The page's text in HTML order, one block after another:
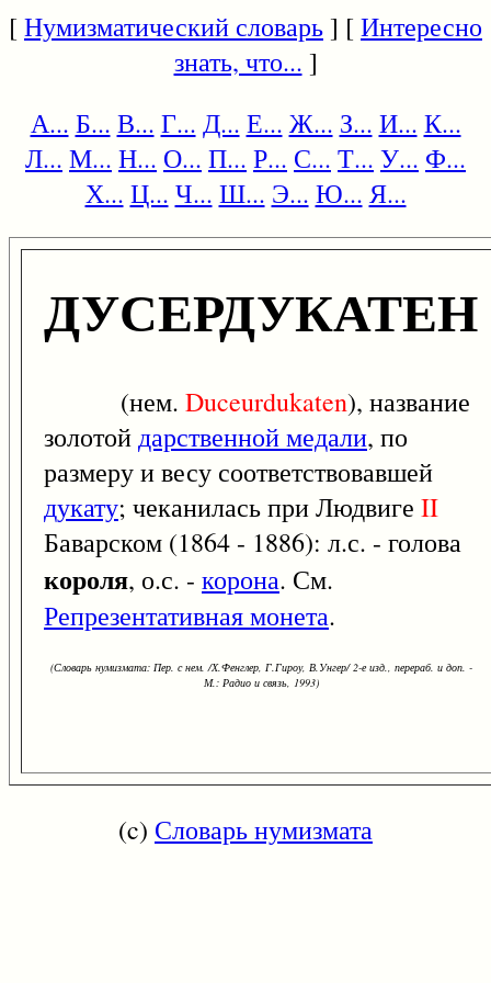
[Нумизматический словарь] [Интересно
знать, что... ]
А... Б... В... Г... Д... Е... Ж... З... И... К...
Л... М... Н... О... П... Р... С... Т... У... Ф...
Х... Ц... Ч... Ш... Э... Ю... Я...
ДУСЕРДУКАТЕН
(нем. Duceurdukaten), название
золотойдарственной медали, по
размеру и весу соответствовавшей
дукату; чеканилась при Людвиге II
Баварском (1864 - 1886): л.с. - голова
короля, о.с. - корона. См.
Репрезентативная монета.
(Словарь нумизмата: Пер. с нем. /Х.Фенглер, Г.Гироу, В.Унгер/ 2-е изд., перераб. и доп. -
М.: Радио и связь, 1993)
(c) Словарь нумизмата